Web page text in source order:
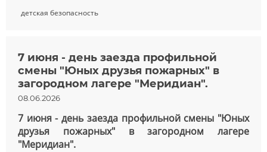
детская безопасность
7 июня - день заезда профильной
смены "Юных друзья пожарных" в
загородном лагере "Меридиан".
08.06.2026
7 июня - день заезда профильной смены "Юных
друзья пожарных" в загородном лагере
"Меридиан".